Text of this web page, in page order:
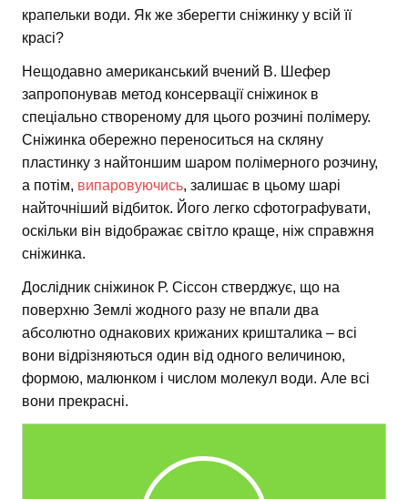
крапельки води. Як же зберегти сніжинку у всій її
красі?
Нещодавно американський вчений В. Шефер
запропонував метод консервації сніжинок в
спеціально створеному для цього розчині полімеру.
Сніжинка обережно переноситься на скляну
пластинку з найтоншим шаром полімерного розчину,
а потім, випаровуючись, залишає в цьому шарі
найточніший відбиток. Його легко сфотографувати,
оскільки він відображає світло краще, ніж справжня
сніжинка.
Дослідник сніжинок Р. Сіссон стверджує, що на
поверхню Землі жодного разу не впали два
абсолютно однакових крижаних кришталика – всі
вони відрізняються один від одного величиною,
формою, малюнком і числом молекул води. Але всі
вони прекрасні.